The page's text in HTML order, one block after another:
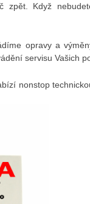
zpět. Když
opravy a
servisu Vašich
nonstop